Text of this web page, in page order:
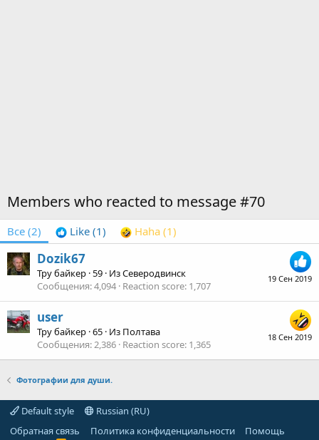
Members who reacted to message #70
Все (2) Like (1) Haha (1)
19 Сен 2019
Dozik67
Тру байкер ·59 · ИзСеверодвинск
Сообщения 4,094 Reaction score 1,707
18 Сен 2019
user
Тру байкер ·65 · Из Полтава
Сообщения 2,386 Reaction score 1,365
Фотографии для души.
Default style
Russian (RU)
Обратная связь
Политика конфиденциальности
Помощь